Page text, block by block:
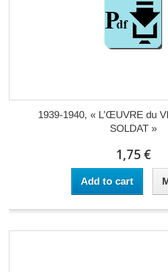
1939-1940, « L’ŒUVRE du
SOLDAT »
1,75 €
Add to cart